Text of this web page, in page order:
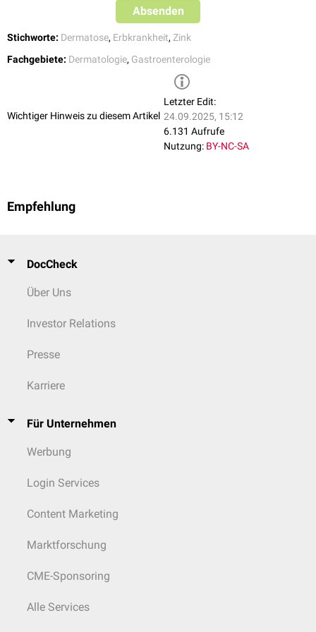
Absenden
Stichworte: Dermatose, Erbkrankheit, Zink
Fachgebiete: Dermatologie, Gastroenterologie
Wichtiger Hinweis zu diesem Artikel
Letzter Edit:
24.09.2025, 15:12
6.131 Aufrufe
Nutzung: BY-NC-SA
Empfehlung
DocCheck
Über Uns
Investor Relations
Presse
Karriere
Für Unternehmen
Werbung
Login Services
Content Marketing
Marktforschung
CME-Sponsoring
Alle Services